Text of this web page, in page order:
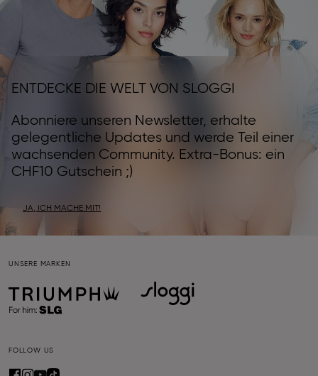
ENTDECKE DIE WELT VON SLOGGI
Abonniere unseren Newsletter, erhalte
gelegentliche Updates und werde Teil einer
wachsenden Community. Extra-Bonus: ein
CHF10 Gutschein ;)
JA, ICH MACHE MIT!
UNSERE MARKEN
FOLLOW US